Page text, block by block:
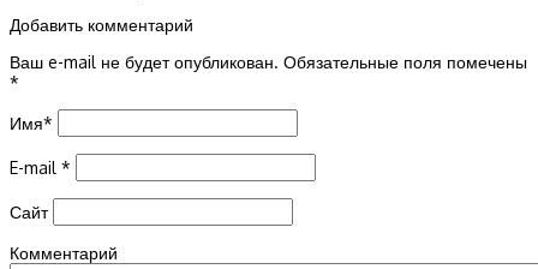
Добавить комментарий
Ваш e-mail не будет опубликован. Обязательные поля помечены
*
Имя*
E-mail *
Сайт
Комментарий